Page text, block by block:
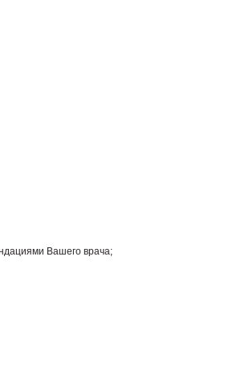
Вашего врача;